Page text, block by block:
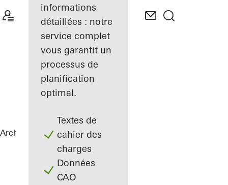
informations
détaillées : notre
service complet
vous garantit un
processus de
planification
optimal.
Textes de
cahier des
charges
Données
CAO
Architectes RéférencesNetgo